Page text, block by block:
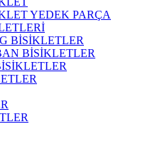
YEDEK PARÇA
BİSİKLETLER
BİSİKLETLER